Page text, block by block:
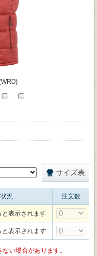
サイズ表
況 注文数
表示されます
表示されます
い場合があります。